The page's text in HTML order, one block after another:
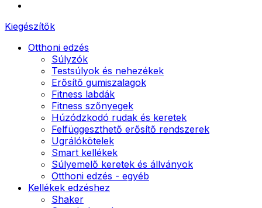
Kiegészítők
Otthoni edzés
Súlyzók
Testsúlyok és nehezékek
Erősítő gumiszalagok
Fitness labdák
Fitness szőnyegek
Húzódzkodó rudak és keretek
Felfüggeszthető erősítő rendszerek
Ugrálókötelek
Smart kellékek
Súlyemelő keretek és állványok
Otthoni edzés - egyéb
Kellékek edzéshez
Shaker